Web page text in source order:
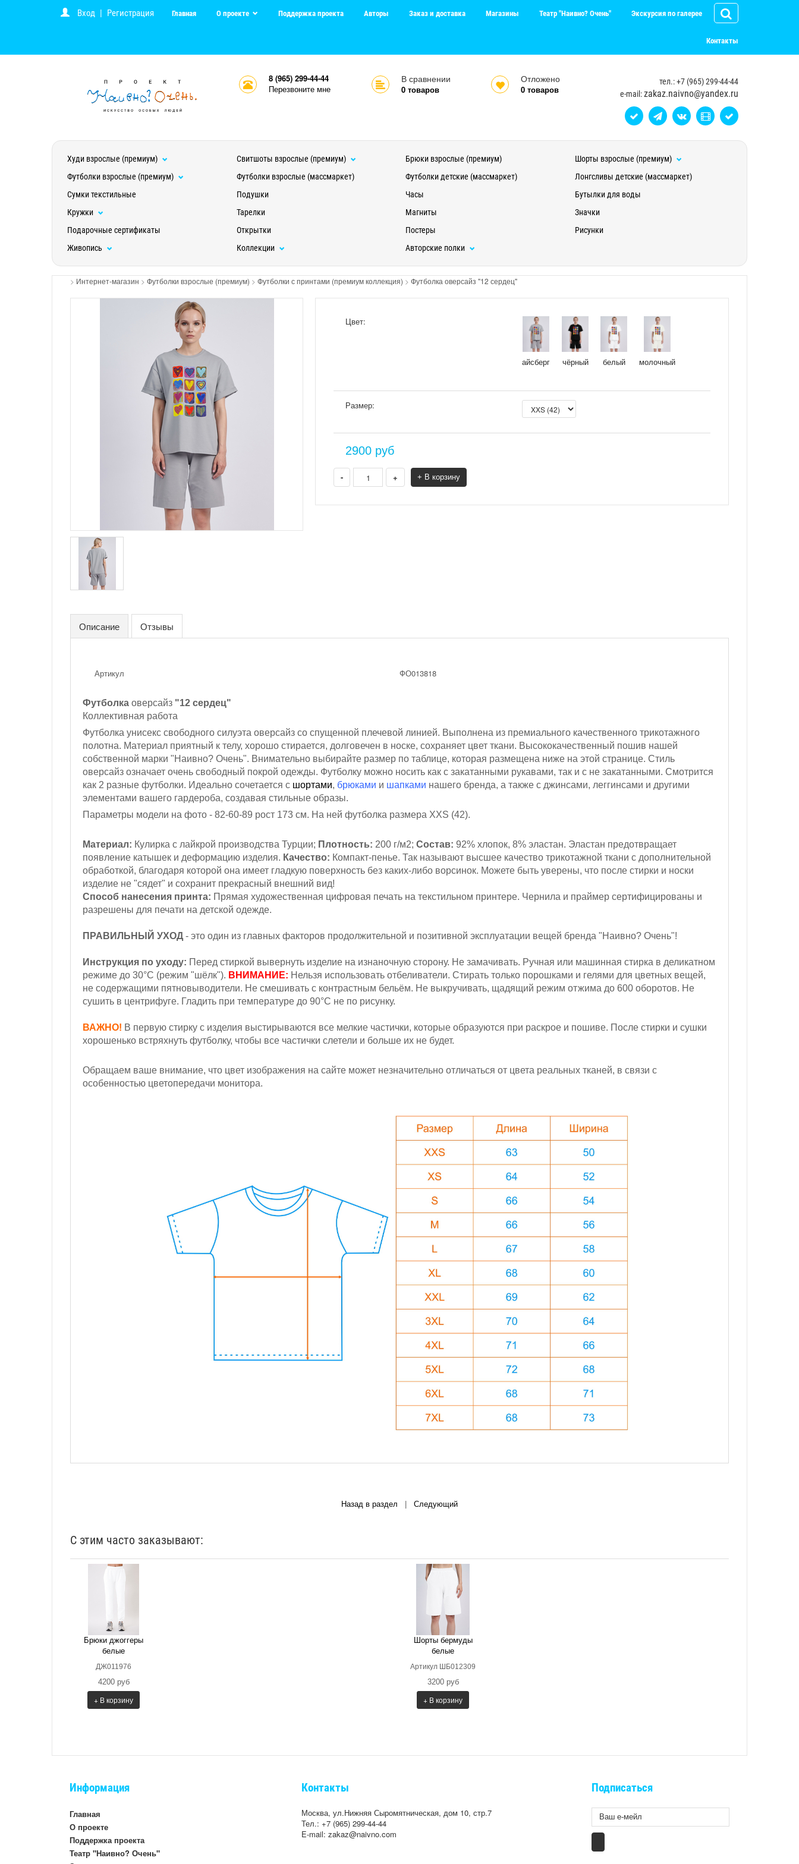
Вход | Регистрация Главная О проекте Поддержка проекта Авторы Заказ и доставка Магазины Театр "Наивно? Очень" Экскурсия по галерее
Контакты
8 (965) 299-44-44
Перезвоните мне
В сравнении
0товаров
Отложено
0 товаров
тел.: +7 (965) 299-44-44
e-mail:zakaz.naivno@yandex.ru
Худи взрослые (премиум) Свитшоты взрослые (премиум) Брюки взрослые (премиум)
Шорты взрослые (премиум)
Футболки взрослые (премиум)
Футболки взрослые (массмаркет) Футболки детские (массмаркет)
Лонгсливы детские (массмаркет)
Сумки текстильные
Подушки Часы
Бутылки для воды
Кружки
Тарелки Магниты
Значки
Подарочные сертификаты
Открытки Постеры
Рисунки
Живопись
Коллекции Авторские полки
> Интернет-магазин > Футболки взрослые (премиум) > Футболки с принтами (премиум коллекция) > Футболка оверсайз "12 сердец"
Цвет:
айсберг чёрный белый молочный
Размер:
2900 руб
- + + В корзину
Описание Отзывы
Артикул ФО013818
Футболка оверсайз "12 сердец"
Коллективная работа
Футболка унисекс свободного силуэта оверсайз со спущенной плечевой линией. Выполнена из премиального качественного трикотажного
полотна. Материал приятный к телу, хорошо стирается, долговечен в носке, сохраняет цвет ткани. Высококачественный пошив нашей
собственной марки "Наивно? Очень". Внимательно выбирайте размер по таблице, которая размещена ниже на этой странице. Стиль
оверсайз означает очень свободный покрой одежды. Футболку можно носить как с закатанными рукавами, так и с не закатанными. Смотрится
как 2 разные футболки. Идеально сочетается с шортами, брюками и шапками нашего бренда, а также с джинсами, леггинсами и другими
элементами вашего гардероба, создавая стильные образы.
Параметры модели на фото - 82-60-89 рост 173 см. На ней футболка размера XXS (42).
Материал: Кулирка с лайкрой производства Турции; Плотность: 200 г/м2; Состав: 92% хлопок, 8% эластан. Эластан предотвращает
появление катышек и деформацию изделия. Качество: Компакт-пенье. Так называют высшее качество трикотажной ткани с дополнительной
обработкой, благодаря которой она имеет гладкую поверхность без каких-либо ворсинок. Можете быть уверены, что после стирки и носки
изделие не "сядет" и сохранит прекрасный внешний вид!
Способ нанесения принта: Прямая художественная цифровая печать на текстильном принтере. Чернила и праймер сертифицированы и
разрешены для печати на детской одежде.
ПРАВИЛЬНЫЙ УХОД - это один из главных факторов продолжительной и позитивной эксплуатации вещей бренда "Наивно? Очень"!
Инструкция по уходу: Перед стиркой вывернуть изделие на изнаночную сторону. Не замачивать. Ручная или машинная стирка в деликатном
режиме до 30°С (режим "шёлк"). ВНИМАНИЕ: Нельзя использовать отбеливатели. Стирать только порошками и гелями для цветных вещей,
не содержащими пятновыводители. Не смешивать с контрастным бельём. Не выкручивать, щадящий режим отжима до 600 оборотов. Не
сушить в центрифуге. Гладить при температуре до 90°С не по рисунку.
ВАЖНО! В первую стирку с изделия выстирываются все мелкие частички, которые образуются при раскрое и пошиве. После стирки и сушки
хорошенько встряхнуть футболку, чтобы все частички слетели и больше их не будет.
Обращаем ваше внимание, что цвет изображения на сайте может незначительно отличаться от цвета реальных тканей, в связи с
особенностью цветопередачи монитора.
Назад в раздел Следующий
С этим часто заказывают:
Брюки джоггеры
белые
ДЖ011976
4200 руб
+ В корзину
Шорты бермуды
белые
Артикул ШБ012309
3200 руб
+ В корзину
Информация
Главная
О проекте
Поддержка проекта
Театр "Наивно? Очень"
Контакты
Москва, ул.Нижняя Сыромятническая, дом 10, стр.7
Тел.: +7 (965) 299-44-44
E-mail: zakaz@naivno.com
Подписаться